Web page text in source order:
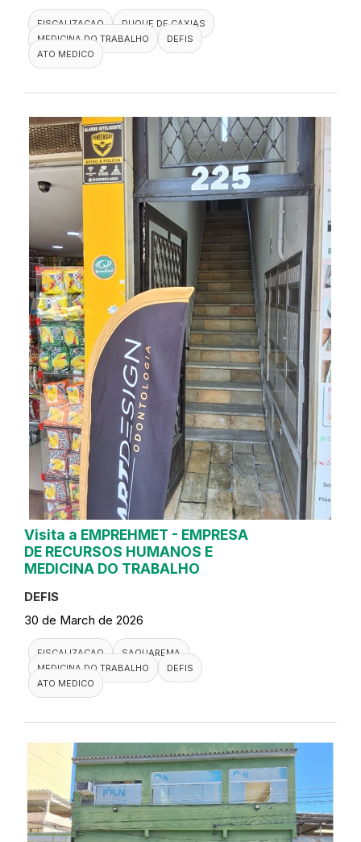
FISCALIZACAO
DUQUE DE CAXIAS
MEDICINA DO TRABALHO
DEFIS
ATO MEDICO
Visita a EMPREHMET - EMPRESA
DE RECURSOS HUMANOS E
MEDICINA DO TRABALHO
DEFIS
30 de March de 2026
FISCALIZACAO
SAQUAREMA
MEDICINA DO TRABALHO
DEFIS
ATO MEDICO